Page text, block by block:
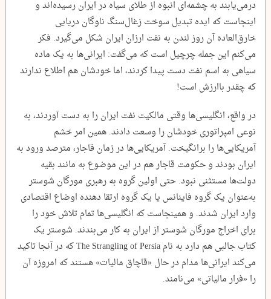
درمی‌یابند به چشمه‌ای انبوه‌ از طلای سیاه در ایران رسیده‌اند و
اینجاست که ایده تبدیل سوخت زغال‌سنگ ناوگان دریایی
خارق‌العاده آن روز لندن به نفت ارزان ایران شکل می‌گیرد. فکر
می‌کنم این جمله چرچیل است که می‌گفت: ایرانی‌ها به یک ماده
سیاهی به اسم نفت دست پیدا کردند، اما خودشان هم اطلاع ندارند
که چقدر باارزش است!
در واقع، انگلیسی‌ها وقتی مالکیت نفت ایران را به دست آوردند، به
نوعی امپراتوری خودشان را وسعت دادند. همین امر خشم
آمریکایی‌ها را برانگیخت. آمریکایی‌ها در زمان قاجار، مترصد ورود به
ایران بودند و حکومت قاجار هم در این موضوع به مانند بقیه
دولت‌ها مستثنی نبود. حتی اولین گروه به رهبری مورگان شوستر
به‌عنوان یک گروه فاینانس یا یک گروه ارتقا دهنده اوضاع اقتصادی
وارد ایران شدند. و همینجاست که انگلیسی‌ها تمام تلاش خود را
برای اخراج مورگان شوستر از ایران به کار می‌بندند. شوستر یک
کتاب جالبی هم دارد به نام The Strangling of Persia که در آنجا تاکید
می‌کند ایرانی‌ها مدام در حال «قاچاق مالیات» هستند که امروزه آن
را «فرار مالیاتی» می‌نامند.